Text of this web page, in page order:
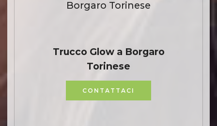
Borgaro Torinese
Trucco Glow a Borgaro
Torinese
CONTATTACI